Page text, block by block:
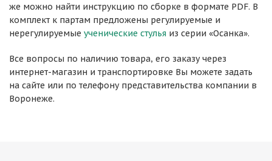
же можно найти инструкцию по сборке в формате PDF. В
комплект к партам предложены регулируемые и
нерегулируемые ученические стулья из серии «Осанка».
Все вопросы по наличию товара, его заказу через
интернет-магазин и транспортировке Вы можете задать
на сайте или по телефону представительства компании в
Воронеже.